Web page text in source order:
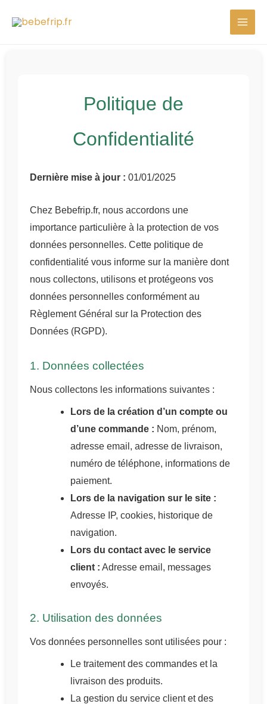
Politique de
Confidentialité
Dernière mise à jour : 01/01/2025
Chez Bebefrip.fr, nous accordons une
importance particulière à la protection de vos
données personnelles. Cette politique de
confidentialité vous informe sur la manière dont
nous collectons, utilisons et protégeons vos
données personnelles conformément au
Règlement Général sur la Protection des
Données (RGPD).
1. Données collectées
Nous collectons les informations suivantes :
Lors de la création d’un compte ou
d’une commande : Nom, prénom,
adresse email, adresse de livraison,
numéro de téléphone, informations de
paiement.
Lors de la navigation sur le site :
Adresse IP, cookies, historique de
navigation.
Lors du contact avec le service
client : Adresse email, messages
envoyés.
2. Utilisation des données
Vos données personnelles sont utilisées pour :
Le traitement des commandes et la
livraison des produits.
La gestion du service client et des